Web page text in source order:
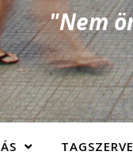
"Nem